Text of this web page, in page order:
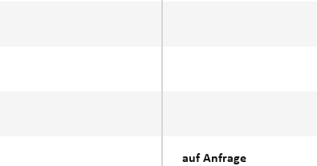
auf Anfrage